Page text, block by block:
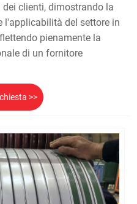
clienti, dimostrando la
l'applicabilità del settore in
pienamente la
di un fornitore
>>